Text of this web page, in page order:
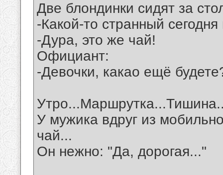
Две блондинки сидят за
-Какой-то странный
-Дура, это же чай!
Официант:
-Девочки, какао ещё
У мужика вдруг из
чай...
Он нежно: "Да, дорогая..."